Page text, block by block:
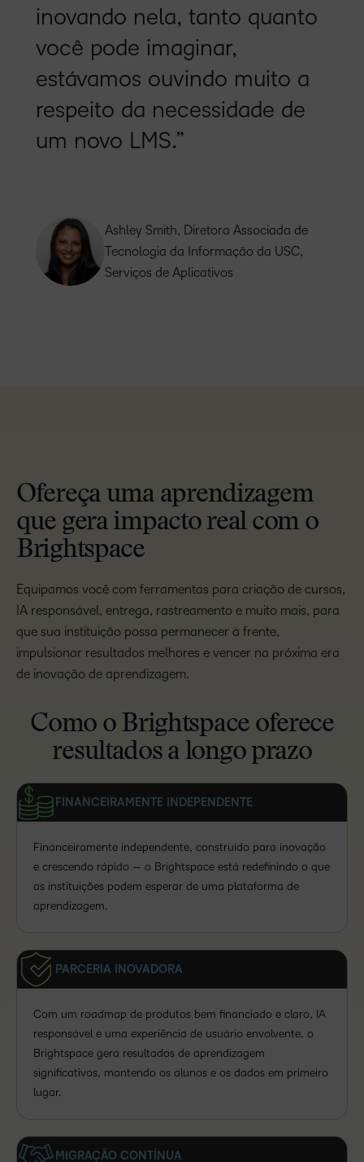
inovando nela, tanto quanto
você pode imaginar,
estávamos ouvindo muito a
respeito da necessidade de
um novo LMS.”
Ashley Smith, Diretora Associada de
Tecnologia da Informação da USC,
Serviços de Aplicativos
Ofereça uma aprendizagem
que gera impacto real com o
Brightspace
Equipamos você com ferramentas para criação de cursos,
IA responsável, entrega, rastreamento e muito mais, para
que sua instituição possa permanecer à frente,
impulsionar resultados melhores e vencer na próxima era
de inovação de aprendizagem.
Como o Brightspace oferece
resultados a longo prazo
FINANCEIRAMENTE INDEPENDENTE
Financeiramente independente, construído para inovação
e crescendo rápido — o Brightspace está redefinindo o que
as instituições podem esperar de uma plataforma de
aprendizagem.
PARCERIA INOVADORA
Com um roadmap de produtos bem financiado e claro, IA
responsável e uma experiência de usuário envolvente, o
Brightspace gera resultados de aprendizagem
significativos, mantendo os alunos e os dados em primeiro
lugar.
MIGRAÇÃO CONTÍNUA